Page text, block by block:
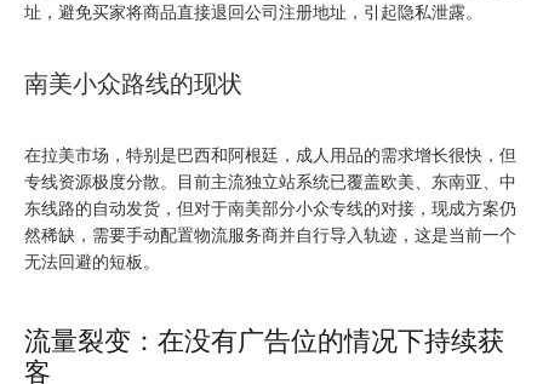
址，避免买家将商品直接退回公司注册地址，引起隐私泄露。
南美小众路线的现状
在拉美市场，特别是巴西和阿根廷，成人用品的需求增长很快，但
专线资源极度分散。目前主流独立站系统已覆盖欧美、东南亚、中
东线路的自动发货，但对于南美部分小众专线的对接，现成方案仍
然稀缺，需要手动配置物流服务商并自行导入轨迹，这是当前一个
无法回避的短板。
流量裂变：在没有广告位的情况下持续获
客